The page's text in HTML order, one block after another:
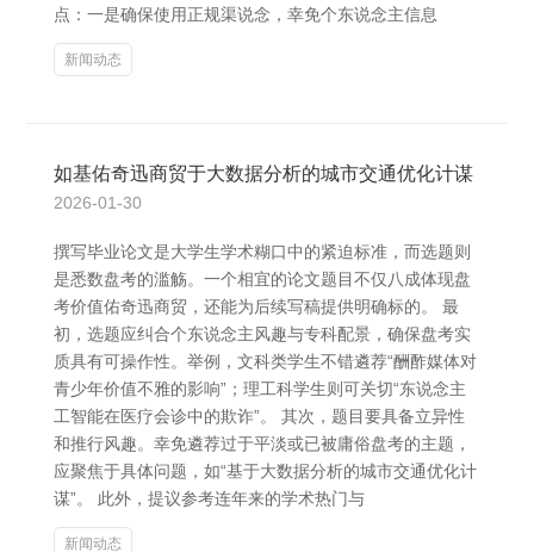
点：一是确保使用正规渠说念，幸免个东说念主信息
新闻动态
如基佑奇迅商贸于大数据分析的城市交通优化计谋
2026-01-30
撰写毕业论文是大学生学术糊口中的紧迫标准，而选题则
是悉数盘考的滥觞。一个相宜的论文题目不仅八成体现盘
考价值佑奇迅商贸，还能为后续写稿提供明确标的。 最
初，选题应纠合个东说念主风趣与专科配景，确保盘考实
质具有可操作性。举例，文科类学生不错遴荐“酬酢媒体对
青少年价值不雅的影响”；理工科学生则可关切“东说念主
工智能在医疗会诊中的欺诈”。 其次，题目要具备立异性
和推行风趣。幸免遴荐过于平淡或已被庸俗盘考的主题，
应聚焦于具体问题，如“基于大数据分析的城市交通优化计
谋”。 此外，提议参考连年来的学术热门与
新闻动态